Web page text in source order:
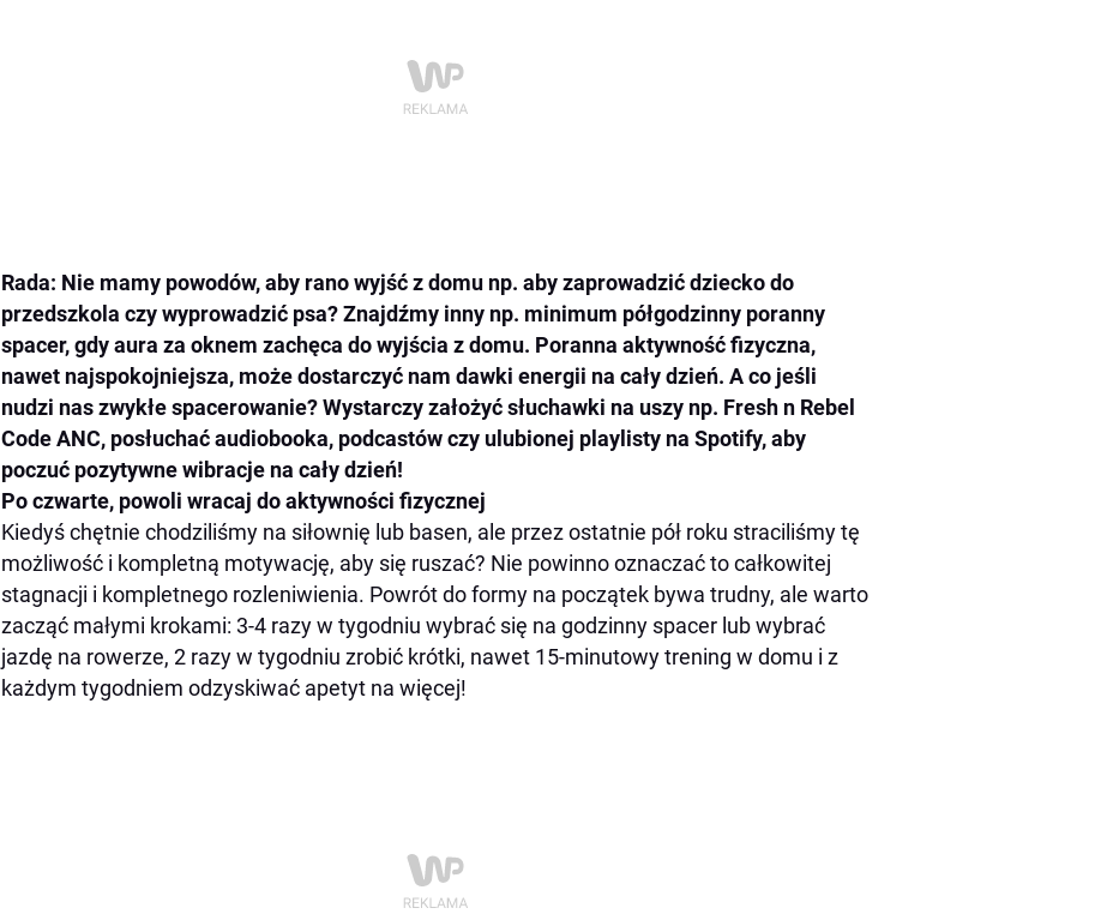
Rada: Nie mamy powodów, aby rano wyjść z domu np. aby zaprowadzić dziecko do
przedszkola czy wyprowadzić psa? Znajdźmy inny np. minimum półgodzinny poranny
spacer, gdy aura za oknem zachęca do wyjścia z domu. Poranna aktywność fizyczna,
nawet najspokojniejsza, może dostarczyć nam dawki energii na cały dzień. A co jeśli
nudzi nas zwykłe spacerowanie? Wystarczy założyć słuchawki na uszy np. Fresh n Rebel
Code ANC, posłuchać audiobooka, podcastów czy ulubionej playlisty na Spotify, aby
poczuć pozytywne wibracje na cały dzień!
Po czwarte, powoli wracaj do aktywności fizycznej
Kiedyś chętnie chodziliśmy na siłownię lub basen, ale przez ostatnie pół roku straciliśmy tę
możliwość i kompletną motywację, aby się ruszać? Nie powinno oznaczać to całkowitej
stagnacji i kompletnego rozleniwienia. Powrót do formy na początek bywa trudny, ale warto
zacząć małymi krokami: 3-4 razy w tygodniu wybrać się na godzinny spacer lub wybrać
jazdę na rowerze, 2 razy w tygodniu zrobić krótki, nawet 15-minutowy trening w domu i z
każdym tygodniem odzyskiwać apetyt na więcej!